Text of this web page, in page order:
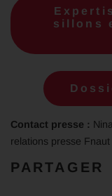
sillons
Contact presse :
relations presse
PARTAGER